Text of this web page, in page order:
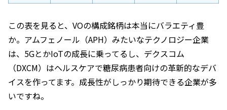
この表を見ると、VOの構成銘柄は本当にバラエティ豊
か。アムフェノール（APH）みたいなテクノロジー企業
は、5GとかIoTの成長に乗ってるし、デクスコム
（DXCM）はヘルスケアで糖尿病患者向けの革新的なデバ
イスを作ってます。成長性がしっかり期待できる企業が多
いですね。